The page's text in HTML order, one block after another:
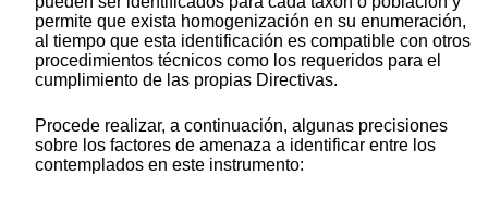
permite que exista homogenización en su enumeración,
al tiempo que esta identificación es compatible con otros
procedimientos técnicos como los requeridos para el
cumplimiento de las propias Directivas.
Procede realizar, a continuación, algunas precisiones
sobre los factores de amenaza a identificar entre los
contemplados en este instrumento: